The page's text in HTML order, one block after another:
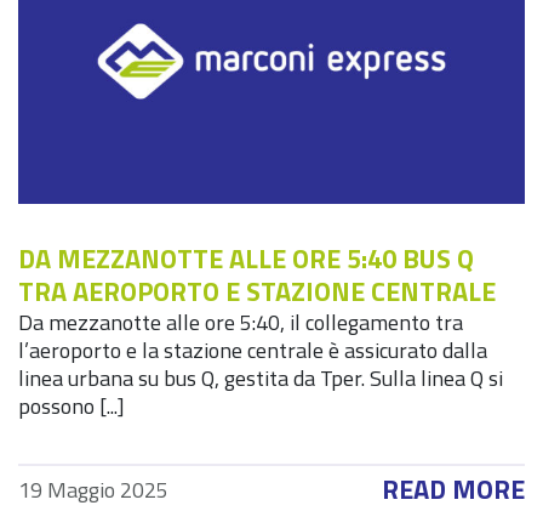
DA MEZZANOTTE ALLE ORE 5:40 BUS Q
TRA AEROPORTO E STAZIONE CENTRALE
Da mezzanotte alle ore 5:40, il collegamento tra
l’aeroporto e la stazione centrale è assicurato dalla
linea urbana su bus Q, gestita da Tper. Sulla linea Q si
possono [...]
19 Maggio 2025 READ MORE